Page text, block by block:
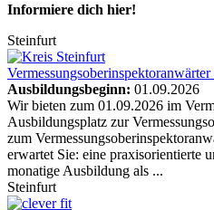
Informiere dich hier!
Steinfurt
Ausbildungsbeginn: 01.09.2026
Wir bieten zum 01.09.2026 im
Ausbildungsplatz zur
zum
erwartet Sie: eine praxisorientierte
monatige Ausbildung als ...
Steinfurt